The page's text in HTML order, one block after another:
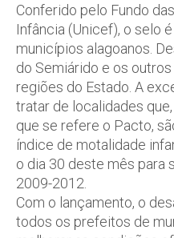
Conferido pelo Fundo
Infância (Unicef), o selo
municípios alagoanos.
do Semiárido e os
regiões do Estado. A
tratar de localidades
que se refere o Pacto,
índice de motalidade
o dia 30 deste mês para
2009-2012.
Com o lançamento, o
todos os prefeitos de